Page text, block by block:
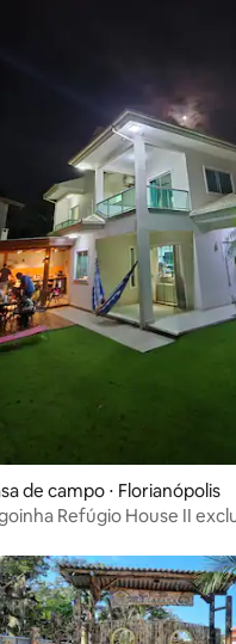
média de 5, 132
de campo ⋅ Florianópolis
Refúgio House II